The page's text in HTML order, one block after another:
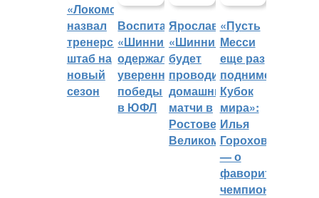
«Локомотив»
назвал
тренерский
штаб на
новый
сезон
Воспитанники
«Шинника»
одержали
уверенные
победы
в ЮФЛ
Ярославский
«Шинник»
будет
проводить
домашние
матчи в
Ростове
Великом
«Пусть
Месси
еще раз
поднимет
Кубок
мира»:
Илья
Горохов
— о
фаворитах
чемпионата